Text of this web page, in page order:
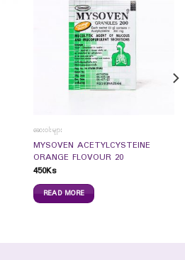
ဆေးဝါးများ
MYSOVEN ACETYLCYSTEINE
ORANGE FLOVOUR 20
450Ks
READ MORE